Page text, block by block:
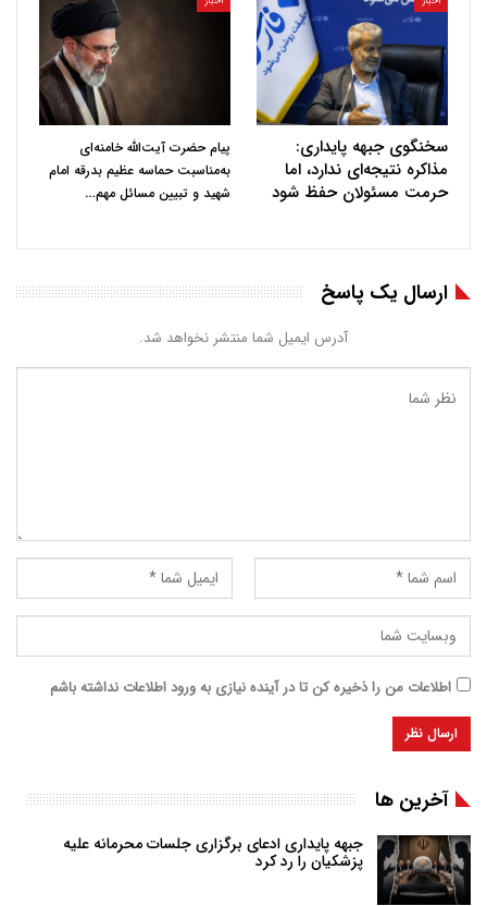
سخنگوی جبهه پایداری:
مذاکره نتیجه‌ای ندارد، اما
حرمت مسئولان حفظ شود
پیام حضرت آیت‌الله خامنه‌ای
به‌مناسبت حماسه عظیم بدرقه امام
شهید و تبیین مسائل مهم…
ارسال یک پاسخ
آدرس ایمیل شما منتشر نخواهد شد.
اطلاعات من را ذخیره کن تا در آینده نیازی به ورود اطلاعات نداشته باشم
آخرین ها
جبهه پایداری ادعای برگزاری جلسات محرمانه علیه
پزشکیان را رد کرد